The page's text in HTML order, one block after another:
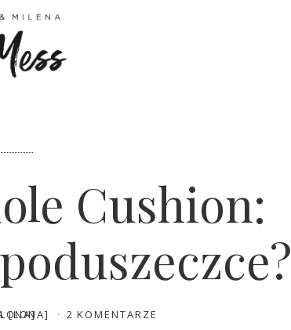
Cushion:
[LONA] 2 KOMENTARZE